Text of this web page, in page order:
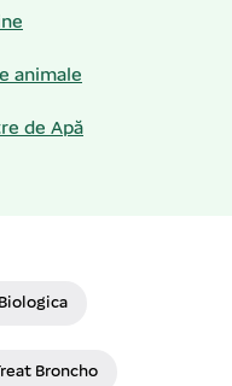
animale
de Apă
Broncho